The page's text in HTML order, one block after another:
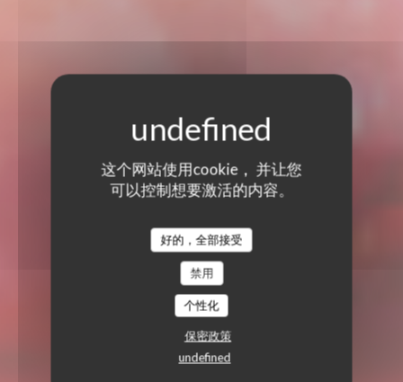
这个网站使用cookie， 并让您
可以控制想要激活的内容。
好的，全部接受
禁用
个性化
保密政策
undefined